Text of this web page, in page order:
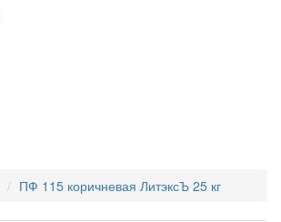
ПФ 115 коричневая ЛитэксЪ 25 кг